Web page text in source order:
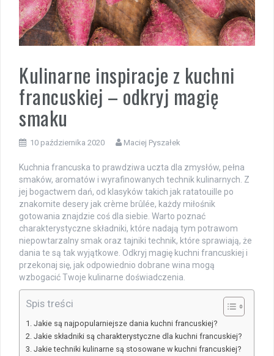
Kulinarne inspiracje z kuchni
francuskiej – odkryj magię
smaku
10 października 2020 Maciej Pyszałek
Kuchnia francuska to prawdziwa uczta dla zmysłów, pełna
smaków, aromatów i wyrafinowanych technik kulinarnych. Z
jej bogactwem dań, od klasyków takich jak ratatouille po
znakomite desery jak crème brûlée, każdy miłośnik
gotowania znajdzie coś dla siebie. Warto poznać
charakterystyczne składniki, które nadają tym potrawom
niepowtarzalny smak oraz tajniki technik, które sprawiają, że
dania te są tak wyjątkowe. Odkryj magię kuchni francuskiej i
przekonaj się, jak odpowiednio dobrane wina mogą
wzbogacić Twoje kulinarne doświadczenia.
Spis treści
Jakie są najpopularniejsze dania kuchni francuskiej?
Jakie składniki są charakterystyczne dla kuchni francuskiej?
Jakie techniki kulinarne są stosowane w kuchni francuskiej?